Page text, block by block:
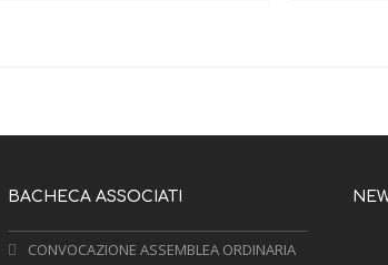
BACHECA ASSOCIATI
CONVOCAZIONE ASSEMBLEA ORDINARIA